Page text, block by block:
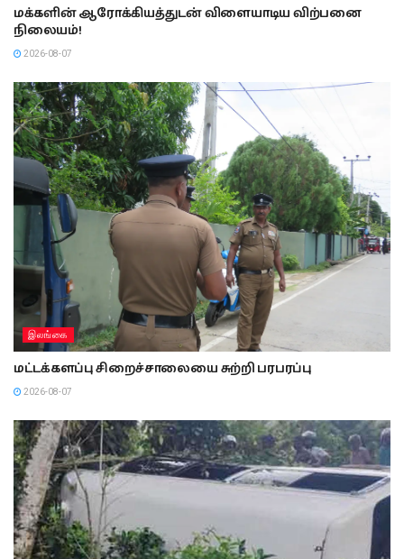
மக்களின் ஆரோக்கியத்துடன் விளையாடிய விற்பனை
நிலையம்!
2026-08-07
இலங்கை
மட்டக்களப்பு சிறைச்சாலையை சுற்றி பரபரப்பு
2026-08-07